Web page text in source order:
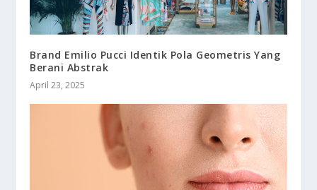
Brand Emilio Pucci Identik Pola Geometris Yang
Berani Abstrak
April 23, 2025